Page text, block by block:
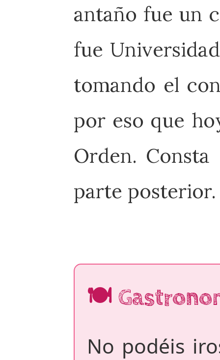
antaño fue un
fue
tomando el
por eso que
Orden.
parte posterior.
🍽️
No podéis